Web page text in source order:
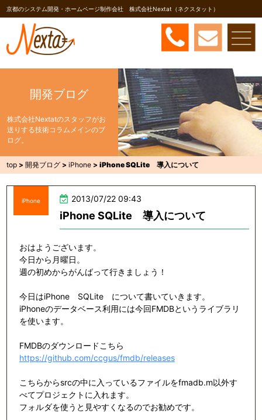
京都のシステム開発・ホームページ制作会社 株式会社Nextat（ネクスタット）
開発ブログ
株式会社Nextatのスタッフがお
送りする技術コラムメインのブ
ログ。
top >開発ブログ >iPhone >iPhone SQLite 導入について
iPhone 2013/07/22 09:43
iPhone SQLite 導入について
おはようございます。
今日から月曜日。
週の初めからがんばって行きましょう！
今日はiPhone SQLite について書いていきます。
iPhoneのデータベース利用には今回FMDBというライブラリ
を使います。
FMDBのダウンロードこちら
https://github.com/ccgus/fmdb/releases
こちらからsrcの中に入っているファイルをfmadb.m以外す
べてプロジェクトに入れます。
フォルダを使うと見やすくなるのでお勧めです。